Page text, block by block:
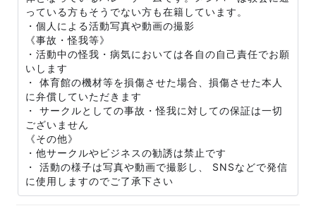
っている方もそうでない方も在籍しています。
・個人による活動写真や動画の撮影
《事故・怪我等》
・活動中の怪我・病気においては各自の自己責任でお願
いします
・ 体育館の機材等を損傷させた場合、損傷させた本人
に弁償していただきます
・ サークルとしての事故・怪我に対しての保証は一切
ございません
《その他》
・他サークルやビジネスの勧誘は禁止です
・ 活動の様子は写真や動画で撮影し、 SNSなどで発信
に使用しますのでご了承下さい